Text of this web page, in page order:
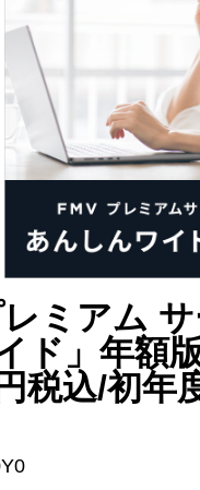
ミアム
ド」年額
税込/初年